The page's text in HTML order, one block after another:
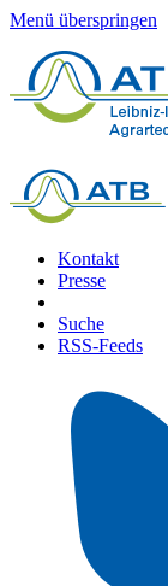
Menü überspringen
Kontakt
Presse
Suche
RSS-Feeds